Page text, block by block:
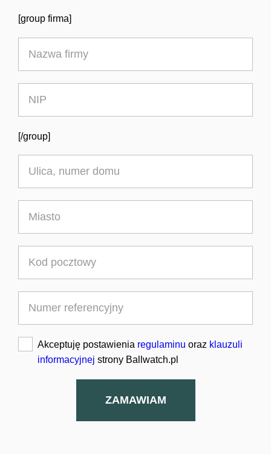
[group firma]
[/group]
Akceptuję postawienia regulaminu oraz klauzuli
informacyjnej strony Ballwatch.pl
ZAMAWIAM